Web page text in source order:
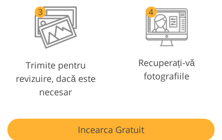
Trimite pentru
revizuire, dacă este
necesar
Recuperați-vă
fotografiile
Incearca Gratuit